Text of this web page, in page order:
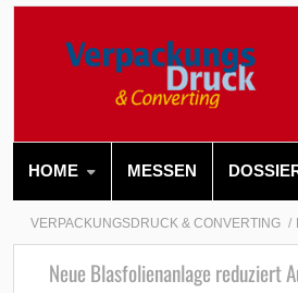
HOME MESSEN
VERPACKUNGSDRUCK & CONVERTING
Neue Blasfolienanlage reduziert